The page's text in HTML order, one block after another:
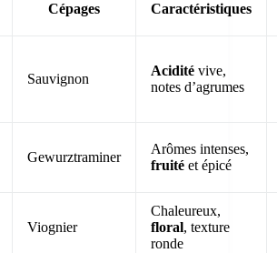
Cépages Caractéristiques
Sauvignon
Acidité vive,
notes d’agrumes
Gewurztraminer
Arômes intenses,
fruité et épicé
Viognier
Chaleureux,
floral, texture
ronde